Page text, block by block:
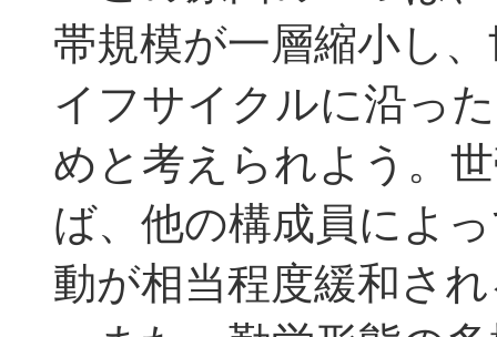
帯規模が一層縮小し
イフサイクルに沿っ
めと考えられよう。
ば、他の構成員によ
動が相当程度緩和さ